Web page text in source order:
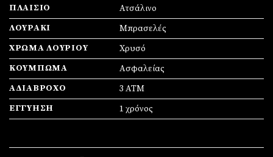
ΠΛΑΊΣΙΟ
Ατσάλινο
ΛΟΥΡΆΚΙ
Μπρασελές
ΧΡΏΜΑ ΛΟΥΡΙΟΎ
Χρυσό
ΚΟΎΜΠΩΜΑ
Ασφαλείας
ΑΔΙΆΒΡΟΧΟ
3 ATM
ΕΓΓΎΗΣΗ
1 χρόνος